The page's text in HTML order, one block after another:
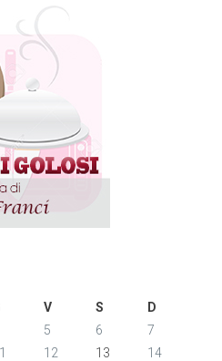
V S
D
5 6
7
12 13
14